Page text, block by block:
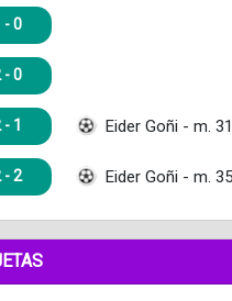
- 0
- 0
- 1 Eider Goñi - m. 31
- 2 Eider Goñi - m. 35